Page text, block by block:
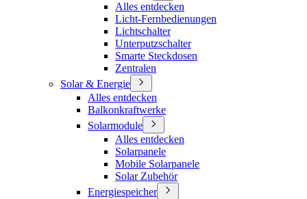
Alles entdecken
Licht-Fernbedienungen
Lichtschalter
Unterputzschalter
Smarte Steckdosen
Zentralen
Solar & Energie
Alles entdecken
Balkonkraftwerke
Solarmodule
Alles entdecken
Solarpanele
Mobile Solarpanele
Solar Zubehör
Energiespeicher